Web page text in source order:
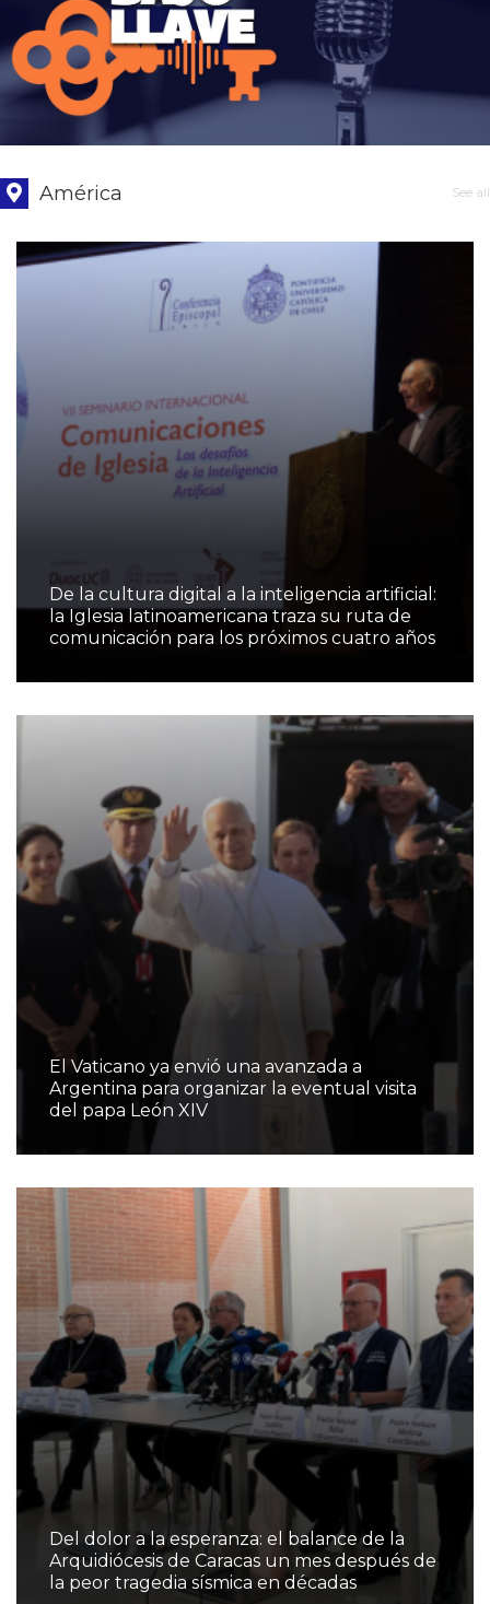
América See all
De la cultura digital a la inteligencia artificial:
la Iglesia latinoamericana traza su ruta de
comunicación para los próximos cuatro años
El Vaticano ya envió una avanzada a
Argentina para organizar la eventual visita
del papa León XIV
Del dolor a la esperanza: el balance de la
Arquidiócesis de Caracas un mes después de
la peor tragedia sísmica en décadas